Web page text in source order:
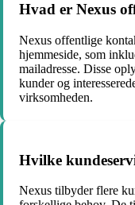
Hvad er Nexus
Nexus offentlige
hjemmeside, som
mailadresse. Disse
kunder og
virksomheden.
Hvilke
Nexus tilbyder flere